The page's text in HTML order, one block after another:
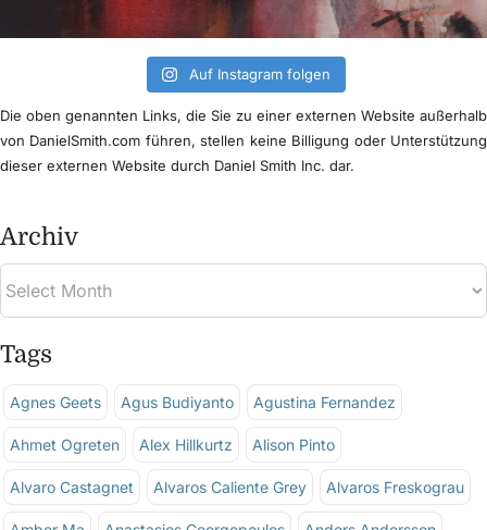
Auf Instagram folgen
Die oben genannten Links, die Sie zu einer externen Website außerhalb
von DanielSmith.com führen, stellen keine Billigung oder Unterstützung
dieser externen Website durch Daniel Smith Inc. dar.
Archiv
Tags
Agnes Geets Agus Budiyanto Agustina Fernandez
Ahmet Ogreten Alex Hillkurtz Alison Pinto
Alvaro Castagnet Alvaros Caliente Grey Alvaros Freskograu